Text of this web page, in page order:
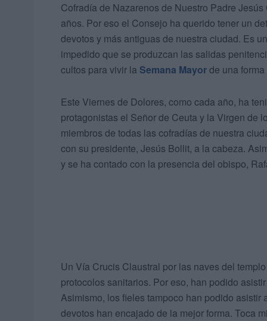
Cofradía de Nazarenos de Nuestro Padre
años. Por eso el Consejo ha querido tener un
devotos y más antiguas de nuestra ciudad. Es
impedido que se produzcan las salidas
cultos para vivir la Semana Mayorde una
Este Viernes de Dolores, como cada año, ha
protagonistas el Señor de Ceuta y la Virgen de
miembros de todas las cofradías de nuestra
con su presidente, Jesús Bollit, a la cabeza.
y se ha contado con la presencia del obispo,
Un Vía Crucis Claustral por las naves del
protocolos sanitarios. Por eso, han podido
Asimismo, los fieles tampoco han podido
devotos han encajado de la mejor forma. Toca